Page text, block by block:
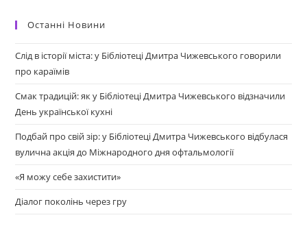
Останні Новини
Слід в історії міста: у Бібліотеці Дмитра Чижевського говорили
про караїмів
Смак традицій: як у Бібліотеці Дмитра Чижевського відзначили
День української кухні
Подбай про свій зір: у Бібліотеці Дмитра Чижевського відбулася
вулична акція до Міжнародного дня офтальмології
«Я можу себе захистити»
Діалог поколінь через гру